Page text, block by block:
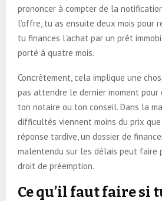
prononcer à compter de la
l’offre, tu as ensuite deux mois pour
tu finances l’achat par un prêt
porté à quatre mois.
Concrètement, cela implique une
pas attendre le dernier moment pour
ton notaire ou ton conseil. Dans la
difficultés viennent moins du prix que
réponse tardive, un dossier de
malentendu sur les délais peut faire
droit de préemption.
Ce qu’il faut faire si